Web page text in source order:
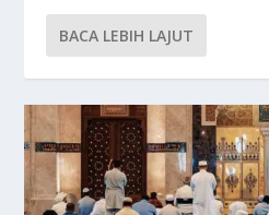
BACA LEBIH LAJUT